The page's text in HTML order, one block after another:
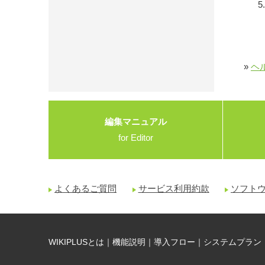
» ヘ
編集マニュアル
for Editor
よくあるご質問 サービス利用約款 ソフト
WIKIPLUSとは 機能説明 導入フロー システムプラン